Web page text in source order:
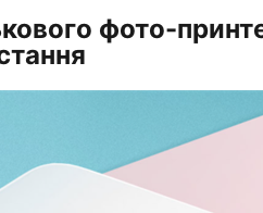
фото-